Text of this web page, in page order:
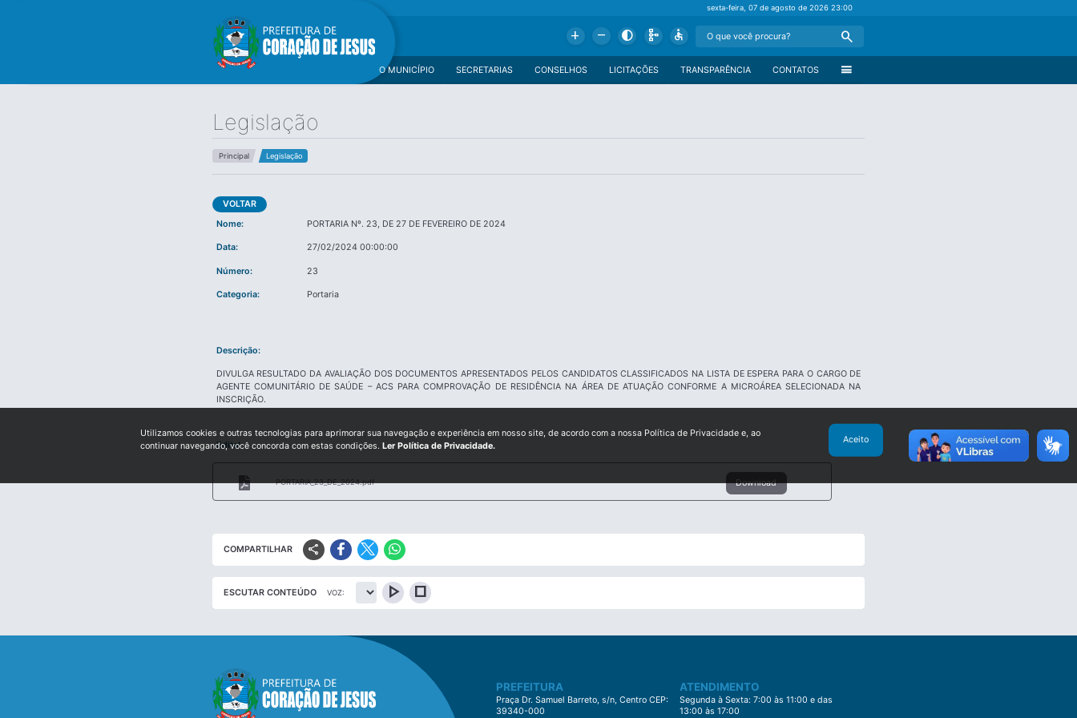
sexta-feira, 07 de agosto de 202623:00
Add Remove Contrast Schema Accessible Search
menu
CONTATOS
TRANSPARÊNCIA
LICITAÇÕES
CONSELHOS
SECRETARIAS
O MUNICÍPIO
Legislação
Principal Legislação
VOLTAR
Nome:
PORTARIA Nº. 23, DE 27 DE FEVEREIRO DE 2024
Data: 27/02/2024 00:00:00
Número: 23
Categoria: Portaria
Descrição:
DIVULGA RESULTADO DA AVALIAÇÃO DOS DOCUMENTOS APRESENTADOS PELOS CANDIDATOS CLASSIFICADOS NA LISTA DE ESPERA PARA O CARGO DE
AGENTE COMUNITÁRIO DE SAÚDE – ACS PARA COMPROVAÇÃO DE RESIDÊNCIA NA ÁREA DE ATUAÇÃO CONFORME A MICROÁREA SELECIONADA NA
INSCRIÇÃO.
Edital:
PORTARIA_23_DE_2024.pdf Download
COMPARTILHAR share
ESCUTAR CONTEÚDO VOZ: play_arrow stop
PREFEITURA
Praça Dr. Samuel Barreto, s/n, Centro CEP:
39340-000
ATENDIMENTO
Segunda à Sexta: 7:00 às 11:00 e das
13:00 às 17:00
Utilizamos cookies e outras tecnologias para aprimorar sua navegação e experiência em nosso site, de acordo com a nossa Política de Privacidade e, ao
continuar navegando, você concorda com estas condições. Ler Política de Privacidade.
Aceito